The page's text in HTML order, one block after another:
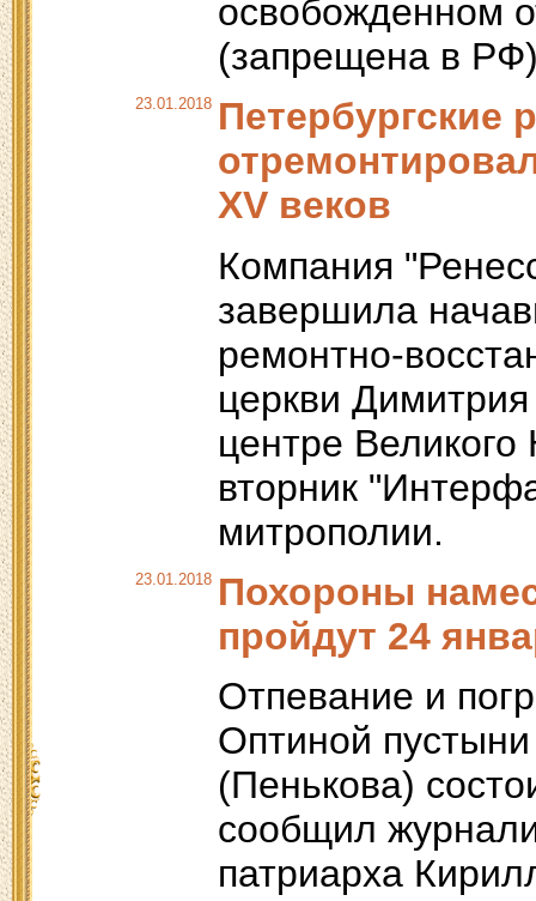
освобожденном
(запрещена в
23.01.2018 Петербургские
XV веков
Компания
завершила
ремонтно-
церкви
центре
вторник
митрополии.
23.01.2018 Похороны
пройдут 24
Отпевание и
Оптиной
(Пенькова)
сообщил
патриарха